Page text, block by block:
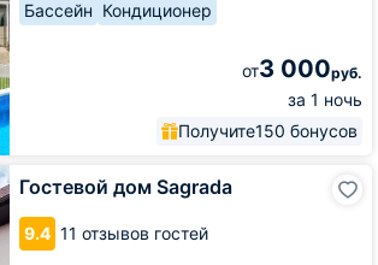
Бассейн Кондиционер
от3 000руб.
за 1 ночь
Получите150 бонусов
Гостевой дом Sagrada
9.4 11 отзывов гостей